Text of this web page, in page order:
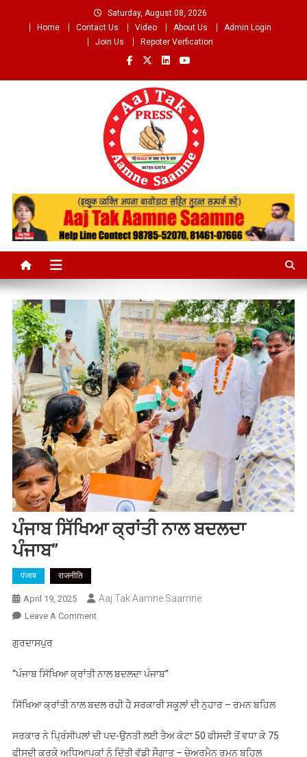
Saturday, August 08, 2026
Home
Contact Us Video About Us
Admin Login
Join Us
Repoter Verfication
Aaj Tak Aamne Saamne.com
ਪੰਜਾਬ ਸਿੱਖਿਆ ਕ੍ਰਾਂਤੀ ਨਾਲ ਬਦਲਦਾ
ਪੰਜਾਬ”
पंजाब राजनीति
April 19, 2025 Aaj Tak Aamne Saamne
Leave A CommentOn
ਨਾਲ
ਪੰਜਾਬ”
ਗੁਰਦਾਸਪੁਰ
“ਪੰਜਾਬ ਸਿੱਖਿਆ ਕ੍ਰਾਂਤੀ ਨਾਲ ਬਦਲਦਾ ਪੰਜਾਬ”
ਸਿੱਖਿਆ ਕ੍ਰਾਂਤੀ ਨਾਲ ਬਦਲ ਰਹੀ ਹੈ ਸਰਕਾਰੀ ਸਕੂਲਾਂ ਦੀ ਨੁਹਾਰ – ਰਮਨ ਬਹਿਲ
ਸਰਕਾਰ ਨੇ ਪ੍ਰਿੰਸੀਪਲਾਂ ਦੀ ਪਦ-ਉਨਤੀ ਲਈ ਤੈਅ ਕੋਟਾ 50 ਫੀਸਦੀ ਤੋਂ ਵਧਾ ਕੇ 75
ਫੀਸਦੀ ਕਰਕੇ ਅਧਿਆਪਕਾਂ ਨੂੰ ਦਿੱਤੀ ਵੱਡੀ ਸੌਗਾਤ – ਚੇਅਰਮੈਨ ਰਮਨ ਬਹਿਲ